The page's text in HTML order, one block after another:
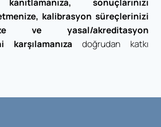
sonuçlarınızı
kalibrasyon süreçlerinizi
ve yasal/akreditasyon
karşılamanıza doğrudan katkı